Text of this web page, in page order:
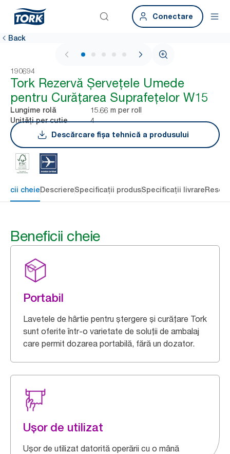
Conectare
Back
1 / 5
190694
Tork Rezervă Șervețele Umede
pentru Curățarea Suprafețelor W15
Lungime rolă 15.66 m per roll
Unități per cutie
4
Descărcare fișa tehnică a produsului
cheieDescriereSpecificații produsSpecificații livrare
Beneficii cheie
Portabil
Lavetele de hârtie pentru ștergere și curățare Tork
sunt oferite într-o varietate de soluții de ambalaj
care permit dozarea portabilă, fără un dozator.
Ușor de utilizat
Ușor de utilizat datorită operării cu o mână